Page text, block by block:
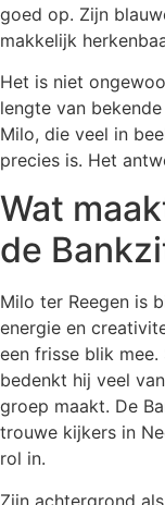
goed op. Zijn
makkelijk
Het is niet
lengte van
Milo, die veel in
precies is. Het
Wat
de
Milo ter Reegen is
energie en
een frisse blik
bedenkt hij veel
groep maakt. De
trouwe kijkers in
rol in.
Zijn achtergrond